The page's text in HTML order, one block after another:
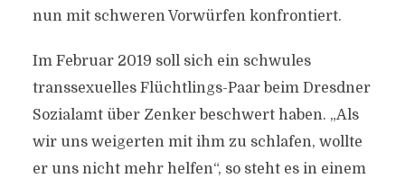
nun mit schweren Vorwürfen konfrontiert.
Im Februar 2019 soll sich ein schwules
transsexuelles Flüchtlings-Paar beim Dresdner
Sozialamt über Zenker beschwert haben. „Als
wir uns weigerten mit ihm zu schlafen, wollte
er uns nicht mehr helfen“, so steht es in einem